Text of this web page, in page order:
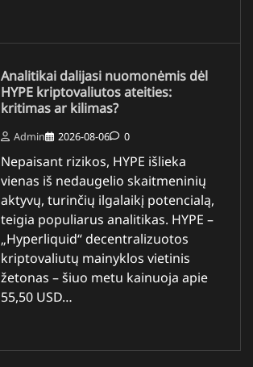
Analitikai dalijasi nuomonėmis dėl
HYPE kriptovaliutos ateities:
kritimas ar kilimas?
Admin 2026-08-06 0
Nepaisant rizikos, HYPE išlieka
vienas iš nedaugelio skaitmeninių
aktyvų, turinčių ilgalaikį potencialą,
teigia populiarus analitikas. HYPE –
„Hyperliquid“ decentralizuotos
kriptovaliutų mainyklos vietinis
žetonas – šiuo metu kainuoja apie
55,50 USD…